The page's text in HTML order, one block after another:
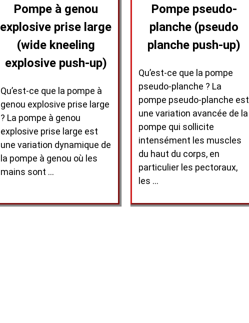
Pompe à genou
explosive prise large
(wide kneeling
explosive push-up)
Qu’est-ce que la pompe à
genou explosive prise large
? La pompe à genou
explosive prise large est
une variation dynamique de
la pompe à genou où les
mains sont …
Pompe pseudo-
planche (pseudo
planche push-up)
Qu’est-ce que la pompe
pseudo-planche ? La
pompe pseudo-planche est
une variation avancée de la
pompe qui sollicite
intensément les muscles
du haut du corps, en
particulier les pectoraux,
les …